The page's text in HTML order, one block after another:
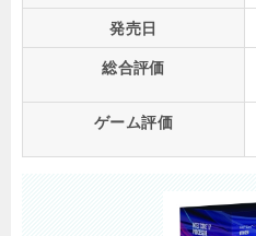
発売日
総合評価
ゲーム評価